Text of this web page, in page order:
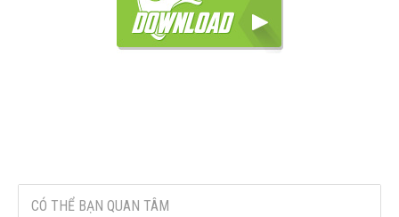
CÓ THỂ BẠN QUAN TÂM